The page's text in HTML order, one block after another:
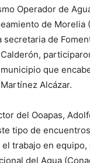
Operador de
de Morelia
secretaria de
que
Alcázar.
del Ooapas,
tipo de
trabajo en
del Agua